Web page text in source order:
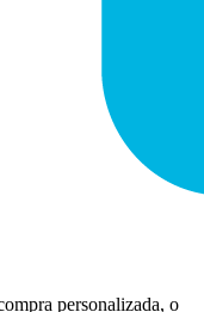
personalizada, o